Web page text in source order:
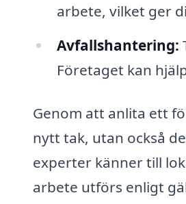
arbete, vilket ger
Avfallshantering:
Företaget kan
Genom att anlita ett
nytt tak, utan också
experter känner till
arbete utförs enligt